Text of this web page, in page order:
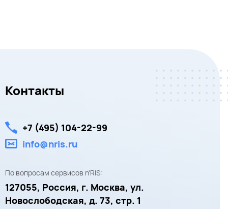
Контакты
+7 (495) 104-22-99
info@nris.ru
По вопросам сервисов n'RIS:
127055, Россия, г. Москва, ул.
Новослободская, д. 73, стр. 1